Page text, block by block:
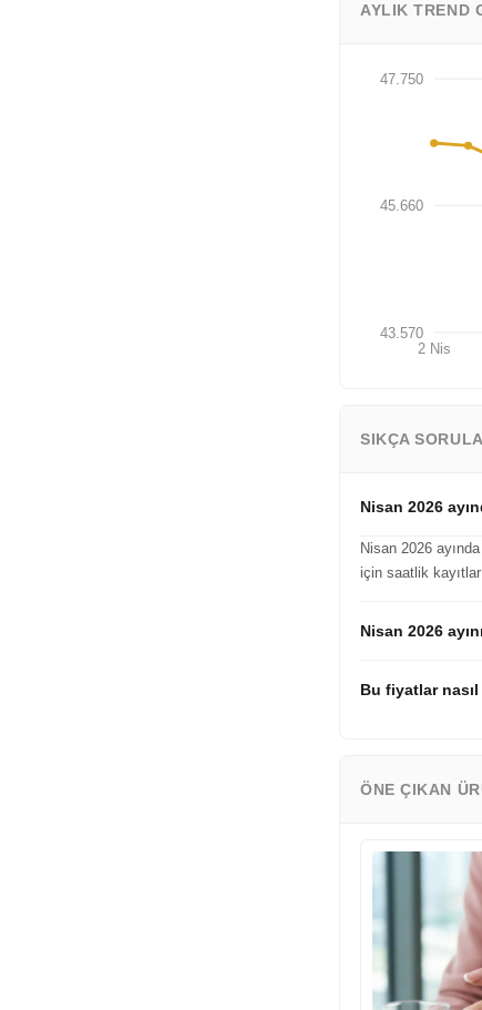
AYLIK TREND
43.570
45.660
47.750
2 Nis
SIKÇA
Nisan 2026
Nisan 2026
için saatlik
Nisan 2026
Bu fiyatlar
ÖNE ÇIKAN